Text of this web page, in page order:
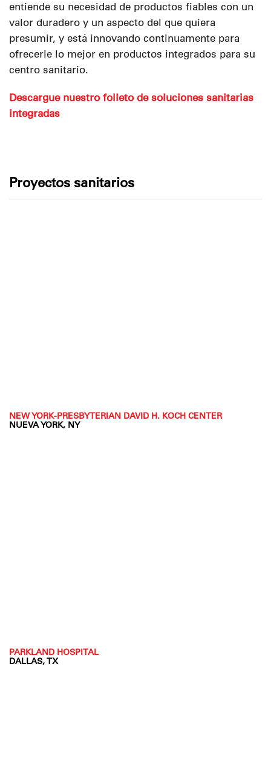
entiende su necesidad de productos fiables con un
valor duradero y un aspecto del que quiera
presumir, y está innovando continuamente para
ofrecerle lo mejor en productos integrados para su
centro sanitario.
Descargue nuestro folleto de soluciones sanitarias
integradas
Proyectos sanitarios
NEW YORK-PRESBYTERIAN DAVID H. KOCH CENTER
NUEVA YORK, NY
PARKLAND HOSPITAL
DALLAS, TX